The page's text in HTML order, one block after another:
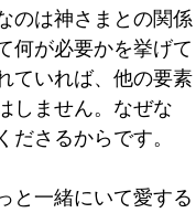
のは神さまとの関係
何が必要かを挙げて
ていれば、他の要素
しません。なぜな
さるからです。
と一緒にいて愛する